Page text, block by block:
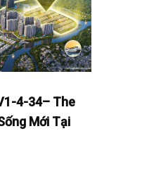
4-34– The
Mới Tại